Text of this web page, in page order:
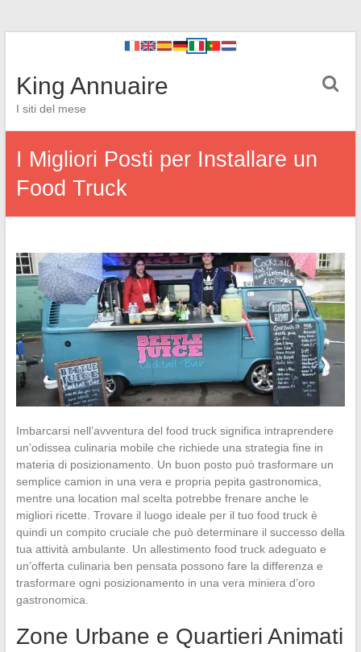
King Annuaire
I siti del mese
I Migliori Posti per Installare un
Food Truck
Imbarcarsi nell’avventura del food truck significa intraprendere
un’odissea culinaria mobile che richiede una strategia fine in
materia di posizionamento. Un buon posto può trasformare un
semplice camion in una vera e propria pepita gastronomica,
mentre una location mal scelta potrebbe frenare anche le
migliori ricette. Trovare il luogo ideale per il tuo food truck è
quindi un compito cruciale che può determinare il successo della
tua attività ambulante. Un allestimento food truck adeguato e
un’offerta culinaria ben pensata possono fare la differenza e
trasformare ogni posizionamento in una vera miniera d’oro
gastronomica.
Zone Urbane e Quartieri Animati